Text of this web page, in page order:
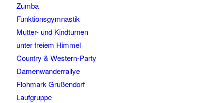
Zumba
Funktionsgymnastik
Mutter- und Kindturnen
unter freiem Himmel
Country & Western-Party
Damenwanderrallye
Flohmark Grußendorf
Laufgruppe